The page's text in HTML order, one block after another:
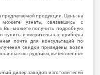
предлагаемой продукции. Цены на
узнать, связавшись с
Вы можете получить подробную
купить измерительные приборы
почта для консультаций по
скидки приведены возле
сотрудники, качественное
дилер заводов изготовителей